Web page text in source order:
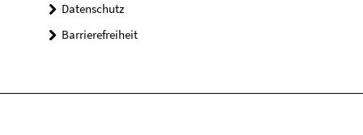
Datenschutz
Barrierefreiheit